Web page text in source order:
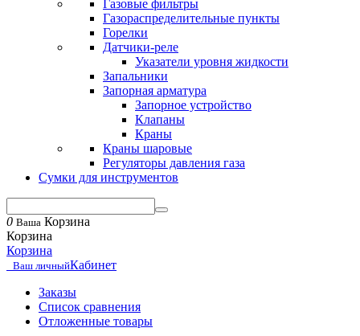
Газовые фильтры
Газораспределительные пункты
Горелки
Датчики-реле
Указатели уровня жидкости
Запальники
Запорная арматура
Запорное устройство
Клапаны
Краны
Краны шаровые
Регуляторы давления газа
Сумки для инструментов
0 Ваша Корзина
Корзина
Корзина
Ваш личныйКабинет
Заказы
Список сравнения
Отложенные товары